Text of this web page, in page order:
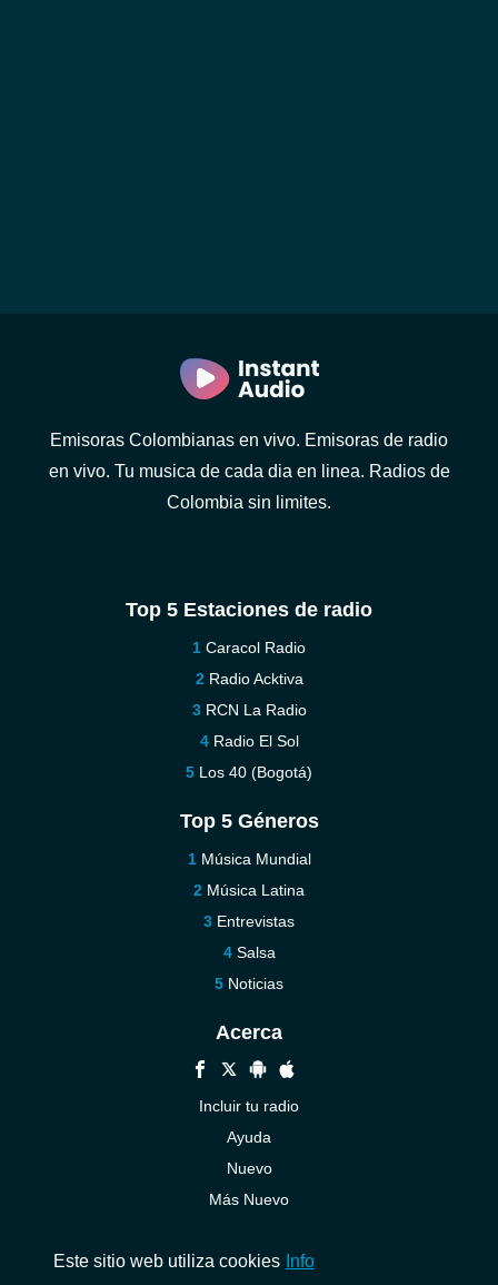
Emisoras Colombianas en vivo. Emisoras de radio
en vivo. Tu musica de cada dia en linea. Radios de
Colombia sin limites.
Top 5 Estaciones de radio
Caracol Radio
Radio Acktiva
RCN La Radio
Radio El Sol
Los 40 (Bogotá)
Top 5 Géneros
Música Mundial
Música Latina
Entrevistas
Salsa
Noticias
Acerca
Incluir tu radio
Ayuda
Nuevo
Más Nuevo
Este sitio web utiliza cookies Info